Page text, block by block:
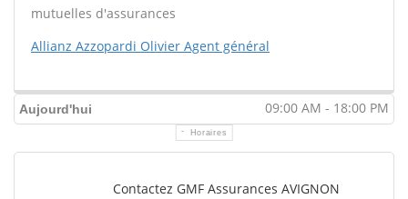
mutuelles d'assurances
Allianz Azzopardi Olivier Agent général
Aujourd'hui 09:00 AM - 18:00 PM
Horaires
Contactez GMF Assurances AVIGNON